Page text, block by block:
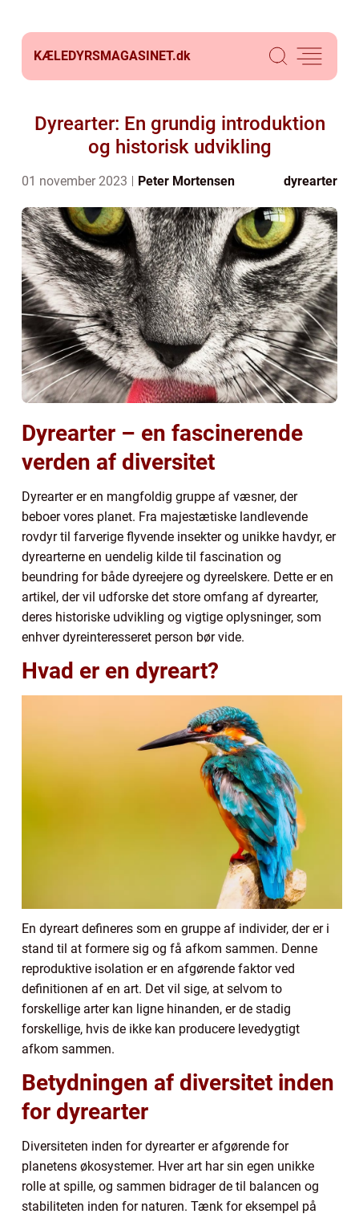
KÆLEDYRSMAGASINET.dk
Dyrearter: En grundig introduktion
og historisk udvikling
01 november 2023 Peter Mortensen dyrearter
Dyrearter – en fascinerende
verden af diversitet
Dyrearter er en mangfoldig gruppe af væsner, der
beboer vores planet. Fra majestætiske landlevende
rovdyr til farverige flyvende insekter og unikke havdyr, er
dyrearterne en uendelig kilde til fascination og
beundring for både dyreejere og dyreelskere. Dette er en
artikel, der vil udforske det store omfang af dyrearter,
deres historiske udvikling og vigtige oplysninger, som
enhver dyreinteresseret person bør vide.
Hvad er en dyreart?
En dyreart defineres som en gruppe af individer, der er i
stand til at formere sig og få afkom sammen. Denne
reproduktive isolation er en afgørende faktor ved
definitionen af en art. Det vil sige, at selvom to
forskellige arter kan ligne hinanden, er de stadig
forskellige, hvis de ikke kan producere levedygtigt
afkom sammen.
Betydningen af diversitet inden
for dyrearter
Diversiteten inden for dyrearter er afgørende for
planetens økosystemer. Hver art har sin egen unikke
rolle at spille, og sammen bidrager de til balancen og
stabiliteten inden for naturen. Tænk for eksempel på